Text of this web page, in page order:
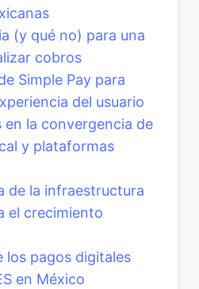
(y qué no) para una
cobros
Simple Pay para
del usuario
en la convergencia de
y plataformas
de la infraestructura
el crecimiento
los pagos digitales
en México